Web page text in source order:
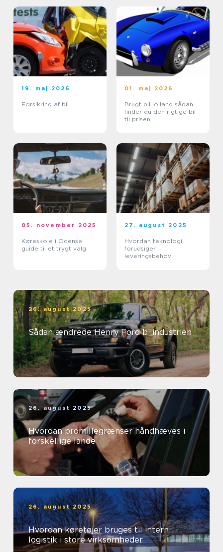
19. maj 2026
Forsikring af bil
01. maj 2026
Brugt bil lolland sådan
finder du den rigtige bil
til prisen
05. november 2025
Køreskole i Odense:
guide til et trygt valg
27. august 2025
Hvordan teknologi
forudsiger
leveringsbehov
26. august 2025
Sådan ændrede Henry Ford bilindustrien
26. august 2025
Hvordan promillegrænser håndhæves i
forskellige lande
26. august 2025
Hvordan køretøjer bruges til intern
logistik i store virksomheder